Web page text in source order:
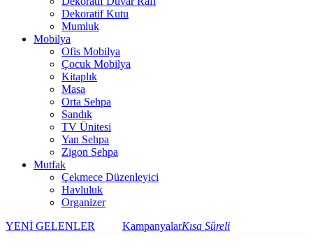
Dekoratif Kutu
Mumluk
Mobilya
Ofis Mobilya
Çocuk Mobilya
Kitaplık
Masa
Orta Sehpa
Sandık
TV Ünitesi
Yan Sehpa
Zigon Sehpa
Mutfak
Çekmece Düzenleyici
Havluluk
Organizer
YENİ GELENLER
KampanyalarKısa Süreli